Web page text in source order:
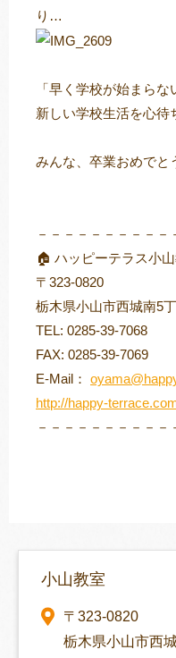
り…
「早く学校が始まらな
新しい学校生活を心待
みんな、卒業おめでと
－－－－－－－－－－
🏠 ハッピーテラス小
〒323-0820
栃木県小山市西城南5
TEL: 0285-39-7068
FAX: 0285-39-7069
E-Mail：
http://happy-
－－－－－－－－－－
小山教室
〒323-0820
栃木県小山市西